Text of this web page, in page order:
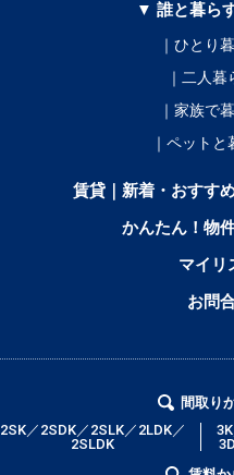
▼ 誰と暮ら
｜ひとり
｜二人暮
｜家族で
｜ペットと
賃貸｜新着・おすす
かんたん！物
マイリ
お問
間取り
2SK／2SDK／2SLK／2LDK／
2SLDK